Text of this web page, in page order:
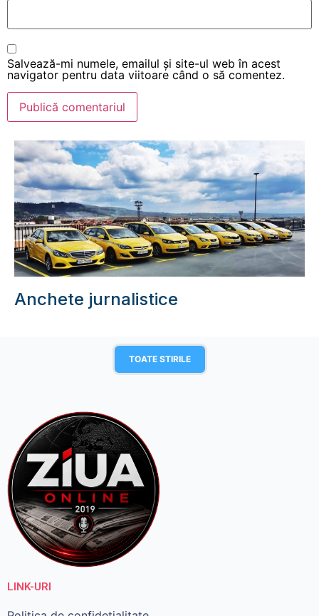
Salvează-mi numele, emailul și site-ul web în acest
navigator pentru data viitoare când o să comentez.
Anchete jurnalistice
TOATE STIRILE
LINK-URI